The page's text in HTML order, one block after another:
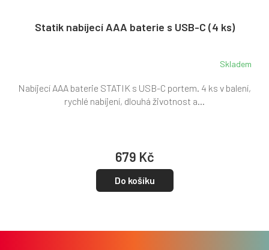
Statik nabíjecí AAA baterie s USB-C (4 ks)
Skladem
679 Kč
Do košíku
Nabíjecí AAA baterie STATIK s USB-C portem. 4 ks v balení,
rychlé nabíjení, dlouhá životnost a...